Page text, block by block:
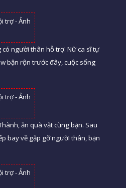
người thân hỗ trợ. Nữ ca sĩ tự
bận rộn trước đây, cuộc sống
ăn quà vặt cùng bạn. Sau
bay về gặp gỡ người thân, bạn